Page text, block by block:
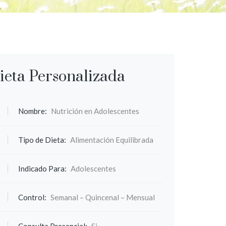
Personalizada
Nombre: Nutrición en Adolescentes
Tipo de Dieta: Alimentación Equilibrada
Indicado Para: Adolescentes
Control: Semanal – Quincenal – Mensual